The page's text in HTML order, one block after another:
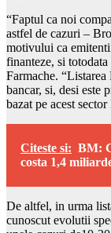
“Faptul ca noi
astfel de cazuri –
motivului ca
finanteze, si
Farmache.
bancar, si, desi este
bazat pe acest
Citeste si: BM:
costa 1,4
De altfel, in urma
cunoscut evolutii